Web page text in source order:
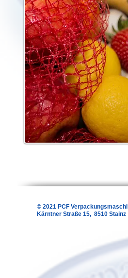
© 2021 PCF
Kärntner Straße 15, 8510 Stainz